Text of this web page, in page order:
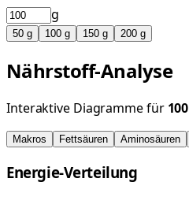
g
50 g 100 g 150 g 200 g
Nährstoff-Analyse
Interaktive Diagramme für 100
Makros Fettsäuren Aminosäuren
Energie-Verteilung